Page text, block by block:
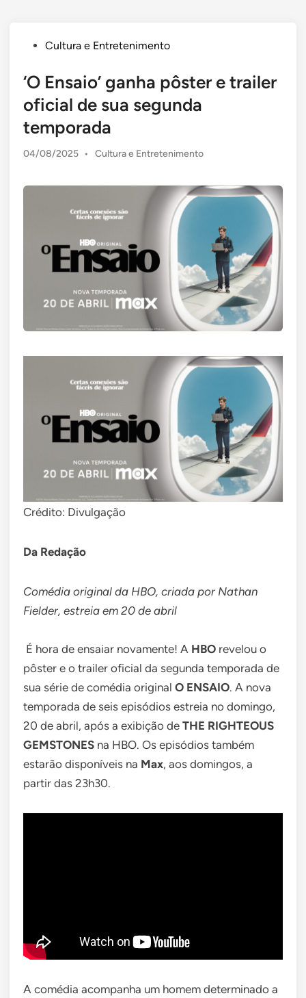
PostedCultura e Entretenimento
‘O Ensaio’ ganha pôster e trailer
oficial de sua segunda
temporada
04/08/2025 •
Posted
Cultura e Entretenimento
Crédito: Divulgação
Da Redação
Comédia original da HBO, criada por Nathan
Fielder, estreia em 20 de abril
É hora de ensaiar novamente! A HBO revelou o
pôster e o trailer oficial da segunda temporada de
sua série de comédia original O ENSAIO. A nova
temporada de seis episódios estreia no domingo,
20 de abril, após a exibição de THE RIGHTEOUS
GEMSTONES na HBO. Os episódios também
estarão disponíveis na Max, aos domingos, a
partir das 23h30.
A comédia acompanha um homem determinado a